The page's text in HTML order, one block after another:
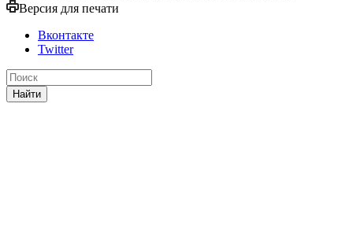
Версия для печати
Вконтакте
Twitter
Найти